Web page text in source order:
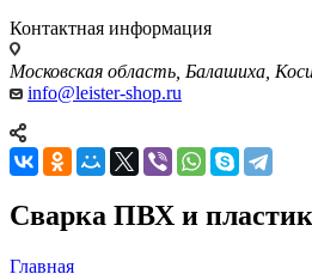
Контактная информация
Московская область, Балашиха,
info@leister-shop.ru
Сварка ПВХ и
Главная